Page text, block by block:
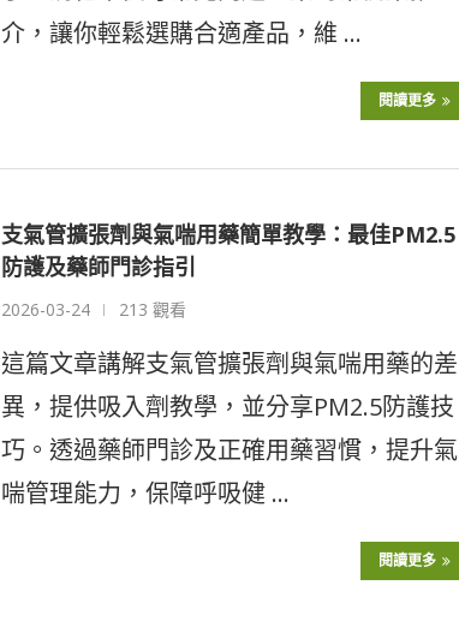
介，讓你輕鬆選購合適產品，維 …
閱讀更多
支氣管擴張劑與氣喘用藥簡單教學：最佳PM2.5
防護及藥師門診指引
2026-03-24 213 觀看
這篇文章講解支氣管擴張劑與氣喘用藥的差
異，提供吸入劑教學，並分享PM2.5防護技
巧。透過藥師門診及正確用藥習慣，提升氣
喘管理能力，保障呼吸健 …
閱讀更多